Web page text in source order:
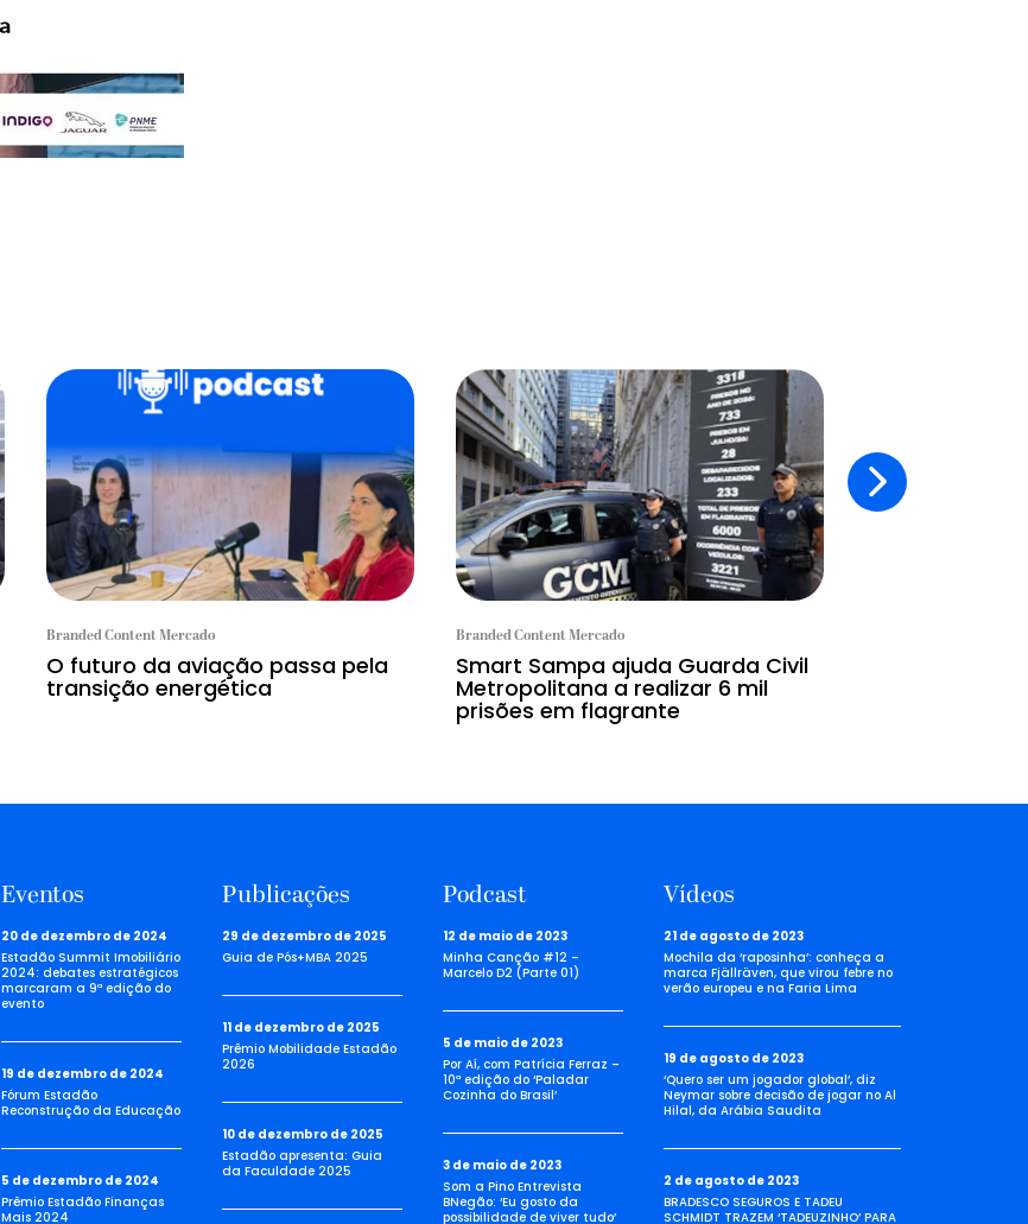
Branded Content Mercado
O futuro da aviação passa pela
transição energética
Branded Content Mercado
Smart Sampa ajuda Guarda Civil
Metropolitana a realizar 6 mil
prisões em flagrante
Eventos
20 de dezembro de 2024
Estadão Summit Imobiliário
2024: debates estratégicos
marcaram a 9ª edição do
evento
19 de dezembro de 2024
Fórum Estadão
Reconstrução da Educação
5 de dezembro de 2024
Prêmio Estadão Finanças
Mais 2024
Publicações
29 de dezembro de 2025
Guia de Pós+MBA 2025
11 de dezembro de 2025
Prêmio Mobilidade Estadão
2026
10 de dezembro de 2025
Estadão apresenta: Guia
da Faculdade 2025
Podcast
12 de maio de 2023
Minha Canção #12 –
Marcelo D2 (Parte 01)
5 de maio de 2023
Por Aí, com Patrícia Ferraz –
10ª edição do ‘Paladar
Cozinha do Brasil’
3 de maio de 2023
Som a Pino Entrevista
BNegão: ‘Eu gosto da
possibilidade de viver tudo’
Vídeos
21 de agosto de 2023
Mochila da ‘raposinha’: conheça a
marca Fjällräven, que virou febre no
verão europeu e na Faria Lima
19 de agosto de 2023
‘Quero ser um jogador global’, diz
Neymar sobre decisão de jogar no Al
Hilal, da Arábia Saudita
2 de agosto de 2023
BRADESCO SEGUROS E TADEU
SCHMIDT TRAZEM ‘TADEUZINHO’ PARA